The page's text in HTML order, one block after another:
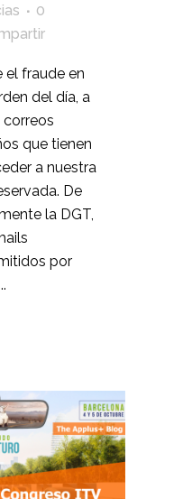
0
el fraude en
del día, a
que tienen
a nuestra
De
la DGT,
por